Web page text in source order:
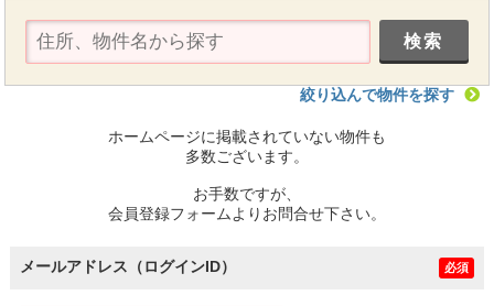
絞り込んで物件を探す
ホームページに掲載されていない物件も
多数ございます。
お手数ですが、
会員登録フォームよりお問合せ下さい。
メールアドレス（ログインID） 必須